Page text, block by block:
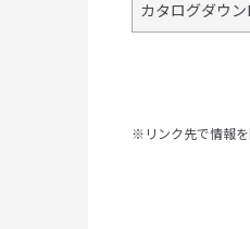
カタログダウン
※リンク先で情報を